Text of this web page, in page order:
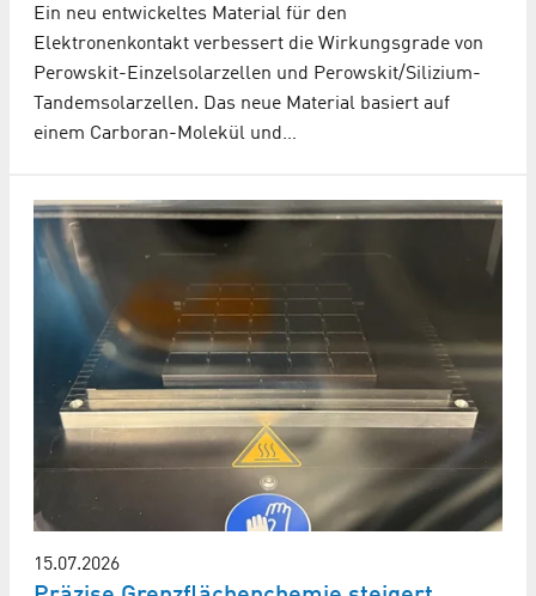
Ein neu entwickeltes Material für den
Elektronenkontakt verbessert die Wirkungsgrade von
Perowskit-Einzelsolarzellen und Perowskit/Silizium-
Tandemsolarzellen. Das neue Material basiert auf
einem Carboran-Molekül und…
15.07.2026